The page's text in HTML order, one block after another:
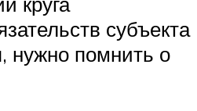
субъекта
нужно помнить о